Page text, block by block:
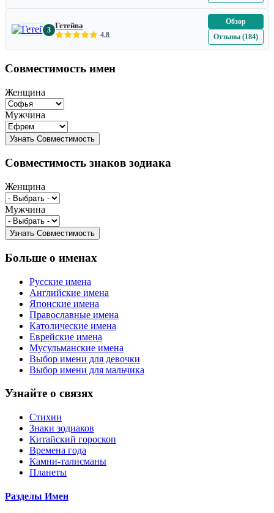
3 Гетейва
4.8
Обзор
Отзывы (184)
Совместимость имен
Женщина
Мужчина
Совместимость знаков зодиака
Женщина
Мужчина
Больше о именах
Русские имена
Английские имена
Японские имена
Православные имена
Католические имена
Еврейские имена
Мусульманские имена
Выбор имени для девочки
Выбор имени для мальчика
Узнайте о связях
Стихии
Знаки зодиаков
Китайский гороскоп
Времена года
Камни-талисманы
Планеты
Разделы Имен